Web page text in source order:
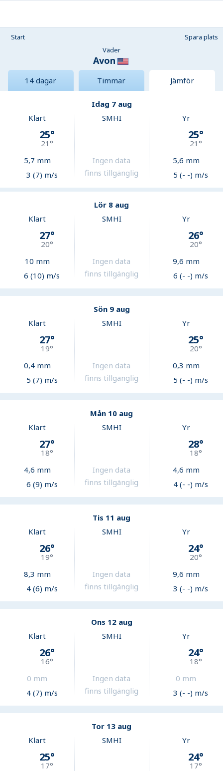
Start
Spara plats
Väder
Avon
14 dagar Timmar Jämför
Idag 7 aug
Klart
25°
21°
5,7 mm
3 (7) m/s
SMHI
Ingen data
finns tillgänglig
Yr
25°
21°
5,6 mm
5 (- -) m/s
Lör 8 aug
Klart
27°
20°
10 mm
6 (10) m/s
SMHI
Ingen data
finns tillgänglig
Yr
26°
20°
9,6 mm
6 (- -) m/s
Sön 9 aug
Klart
27°
19°
0,4mm
5 (7) m/s
SMHI
Ingen data
finns tillgänglig
Yr
25°
20°
0,3 mm
5 (- -) m/s
Mån 10 aug
Klart
27°
18°
4,6 mm
6 (9) m/s
SMHI
Ingen data
finns tillgänglig
Yr
28°
18°
4,6 mm
4 (- -) m/s
Tis 11 aug
Klart
26°
19°
8,3 mm
4 (6) m/s
SMHI
Ingen data
finns tillgänglig
Yr
24°
20°
9,6 mm
3 (- -) m/s
Ons 12 aug
Klart
26°
16°
0 mm
4 (7) m/s
SMHI
Ingen data
finns tillgänglig
Yr
24°
18°
0 mm
3 (- -) m/s
Tor 13 aug
Klart
25°
17°
SMHI Yr
24°
17°